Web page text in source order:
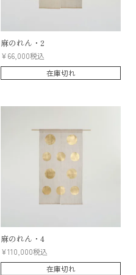
麻のれん・2
¥66,000税込
在庫切れ
麻のれん・4
¥110,000税込
在庫切れ